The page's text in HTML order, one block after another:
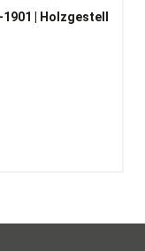
| Holzgestell